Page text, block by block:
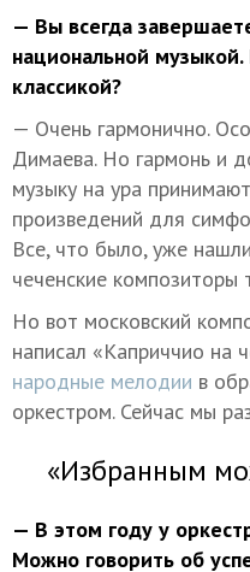
— Вы всегда
национальной музыкой.
классикой?
— Очень гармонично.
Димаева. Но гармонь и
музыку на ура
произведений для
Все, что было, уже
чеченские композиторы
Но вот московский
написал «Каприччио на
народные мелодии в
оркестром. Сейчас мы
«Избранным
— В этом году у
Можно говорить об